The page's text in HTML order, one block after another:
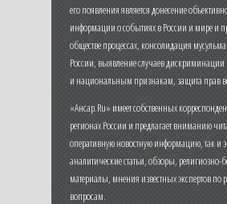
его появления является донесение
информации о событиях в России и мире и
обществе процессах, консолидация
России, выявление случаев
и национальным признакам, защита прав
«Ансар.Ru» имеет собственных
регионах России и предлагает вниманию
оперативную новостную информацию, так и
аналитические статьи, обзоры, религиозно-
материалы, мнения известных экспертов
вопросам.